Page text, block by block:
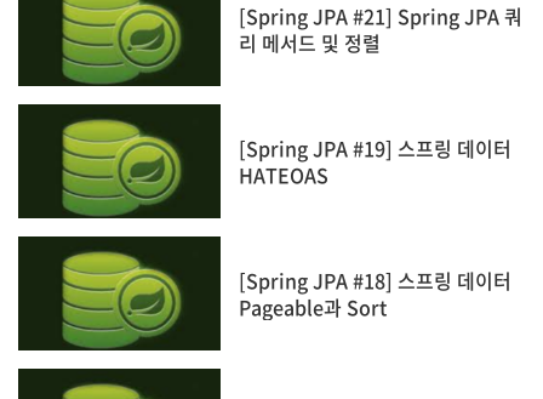
[Spring JPA #21] Spring JPA 쿼
리 메서드 및 정렬
[Spring JPA #19] 스프링 데이터
HATEOAS
[Spring JPA #18] 스프링 데이터
Pageable과 Sort